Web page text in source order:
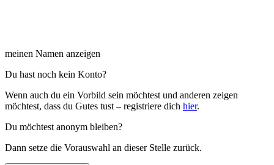
meinen Namen anzeigen
Du hast noch kein Konto?
Wenn auch du ein Vorbild sein möchtest und anderen zeigen
möchtest, dass du Gutes tust – registriere dich hier.
Du möchtest anonym bleiben?
Dann setze die Vorauswahl an dieser Stelle zurück.